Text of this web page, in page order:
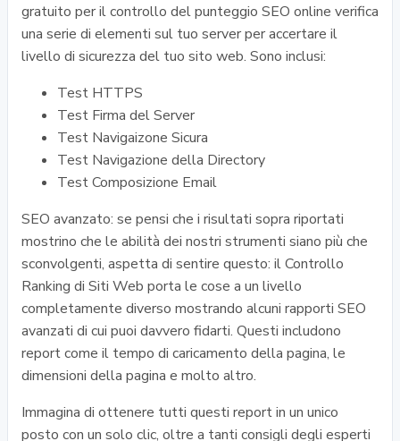
gratuito per il controllo del punteggio SEO online verifica
una serie di elementi sul tuo server per accertare il
livello di sicurezza del tuo sito web. Sono inclusi:
Test HTTPS
Test Firma del Server
Test Navigaizone Sicura
Test Navigazione della Directory
Test Composizione Email
SEO avanzato: se pensi che i risultati sopra riportati
mostrino che le abilità dei nostri strumenti siano più che
sconvolgenti, aspetta di sentire questo: il Controllo
Ranking di Siti Web porta le cose a un livello
completamente diverso mostrando alcuni rapporti SEO
avanzati di cui puoi davvero fidarti. Questi includono
report come il tempo di caricamento della pagina, le
dimensioni della pagina e molto altro.
Immagina di ottenere tutti questi report in un unico
posto con un solo clic, oltre a tanti consigli degli esperti